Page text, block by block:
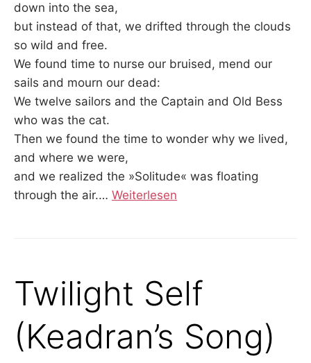
down into the sea,
but instead of that, we drifted through the clouds
so wild and free.
We found time to nurse our bruised, mend our
sails and mourn our dead:
We twelve sailors and the Captain and Old Bess
who was the cat.
Then we found the time to wonder why we lived,
and where we were,
and we realized the »Solitude« was floating
through the air.… Weiterlesen
Twilight Self
(Keadran’s Song)